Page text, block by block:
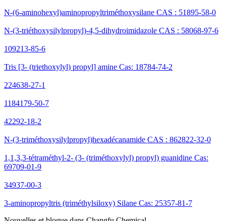
N-(6-aminohexyl)aminopropyltriméthoxysilane CAS : 51895-58-0
N-(3-triéthoxysilylpropyl)-4,5-dihydroimidazole CAS : 58068-97-6
109213-85-6
Tris [3- (triethoxylyl) propyl] amine Cas: 18784-74-2
224638-27-1
1184179-50-7
42292-18-2
N-(3-triméthoxysilylpropyl)hexadécanamide CAS : 862822-32-0
1,1,3,3-tétraméthyl-2- (3- (triméthoxylyl) propyl) guanidine Cas:
69709-01-9
34937-00-3
3-aminopropyltris (triméthylsiloxy) Silane Cas: 25357-81-7